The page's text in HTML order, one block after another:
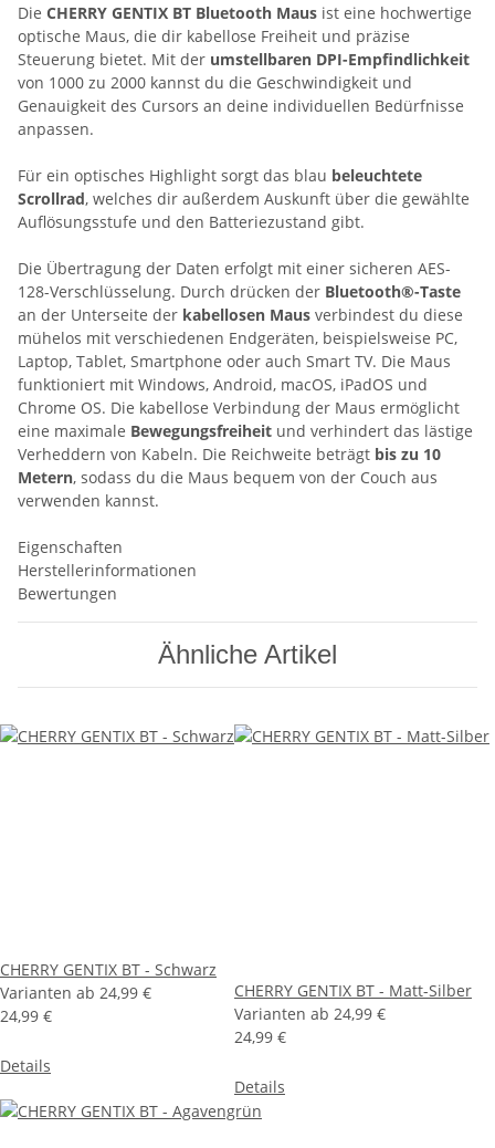
Die CHERRY GENTIX BT Bluetooth Maus ist eine hochwertige
optische Maus, die dir kabellose Freiheit und präzise
Steuerung bietet. Mit der umstellbaren DPI-Empfindlichkeit
von 1000 zu 2000 kannst du die Geschwindigkeit und
Genauigkeit des Cursors an deine individuellen Bedürfnisse
anpassen.
Für ein optisches Highlight sorgt das blau beleuchtete
Scrollrad, welches dir außerdem Auskunft über die gewählte
Auflösungsstufe und den Batteriezustand gibt.
Die Übertragung der Daten erfolgt mit einer sicheren AES-
128-Verschlüsselung. Durch drücken der Bluetooth®-Taste
an der Unterseite der kabellosen Maus verbindest du diese
mühelos mit verschiedenen Endgeräten, beispielsweise PC,
Laptop, Tablet, Smartphone oder auch Smart TV. Die Maus
funktioniert mit Windows, Android, macOS, iPadOS und
Chrome OS. Die kabellose Verbindung der Maus ermöglicht
eine maximale Bewegungsfreiheit und verhindert das lästige
Verheddern von Kabeln. Die Reichweite beträgt bis zu 10
Metern, sodass du die Maus bequem von der Couch aus
verwenden kannst.
Eigenschaften
Herstellerinformationen
Bewertungen
Ähnliche Artikel
CHERRY GENTIX BT - Schwarz
Varianten ab 24,99 €
24,99 €
Details
CHERRY GENTIX BT - Matt-Silber
Varianten ab 24,99 €
24,99 €
Details